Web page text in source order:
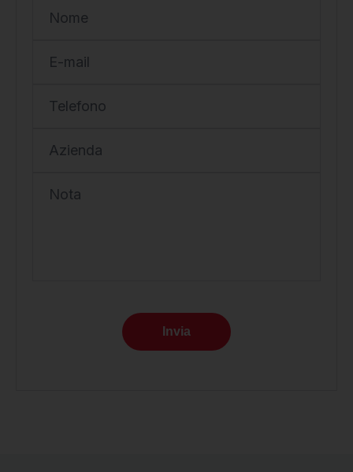
Nome
E-mail
Telefono
Azienda
Nota
Invia